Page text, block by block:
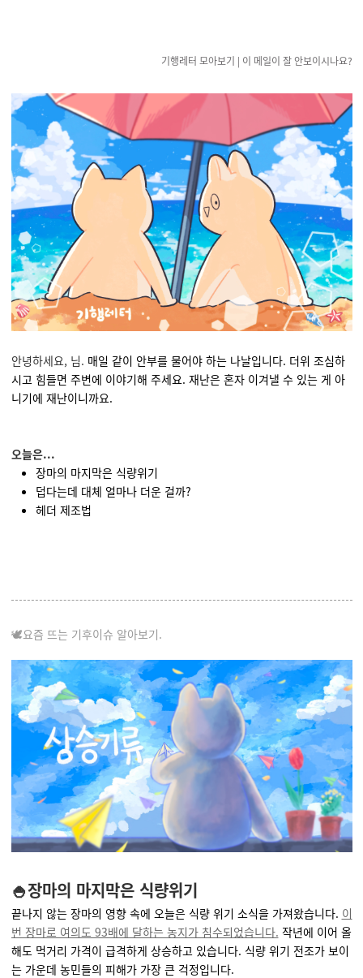
기행레터 모아보기 | 이 메일이 잘 안보이시나요?
안녕하세요, 님. 매일 같이 안부를 물어야 하는 나날입니다. 더위 조심하
시고 힘들면 주변에 이야기해 주세요. 재난은 혼자 이겨낼 수 있는 게 아
니기에 재난이니까요.
오늘은...
장마의 마지막은 식량위기
덥다는데 대체 얼마나 더운 걸까?
헤더 제조법
🕊요즘 뜨는 기후이슈 알아보기.
🍚장마의 마지막은 식량위기
끝나지 않는 장마의 영향 속에 오늘은 식량 위기 소식을 가져왔습니다. 이
번 장마로 여의도 93배에 달하는 농지가 침수되었습니다. 작년에 이어 올
해도 먹거리 가격이 급격하게 상승하고 있습니다. 식량 위기 전조가 보이
는 가운데 농민들의 피해가 가장 큰 걱정입니다.